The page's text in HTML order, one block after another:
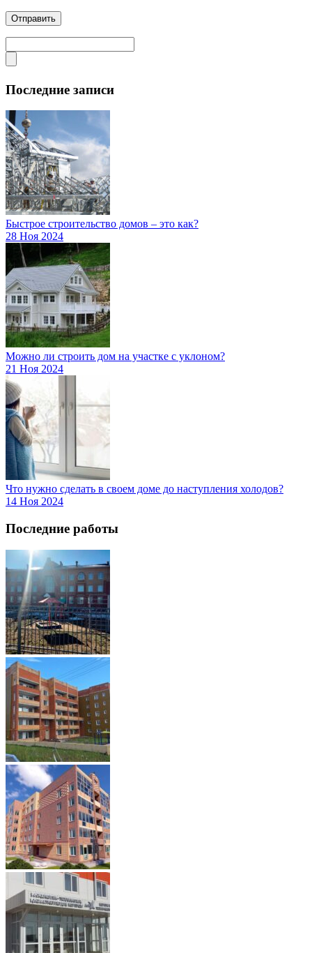
Последние записи
Быстрое строительство домов – это как?
28 Ноя 2024
Можно ли строить дом на участке с уклоном?
21 Ноя 2024
Что нужно сделать в своем доме до наступления холодов?
14 Ноя 2024
Последние работы